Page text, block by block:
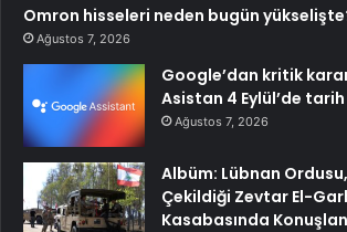
Omron hisseleri neden bugün
Ağustos 7, 2026
Google’dan kritik
Asistan 4 Eylül’de
Ağustos 7, 2026
Albüm: Lübnan
Çekildiği Zevtar El-
Kasabasında